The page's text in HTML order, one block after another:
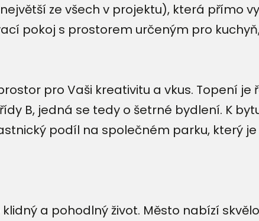
ze všech v projektu), která přímo
pokoj s prostorem určeným pro
pro Vaši kreativitu a vkus. Topení
B, jedná se tedy o šetrné bydlení. K
podíl na společném parku, který
a pohodlný život. Město nabízí